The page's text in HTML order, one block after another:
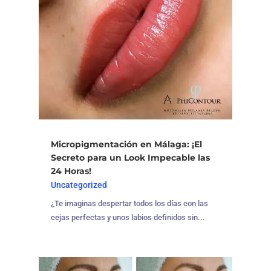
Micropigmentación en Málaga: ¡El
Secreto para un Look Impecable las
24 Horas!
Uncategorized
¿Te imaginas despertar todos los días con las
cejas perfectas y unos labios definidos sin...